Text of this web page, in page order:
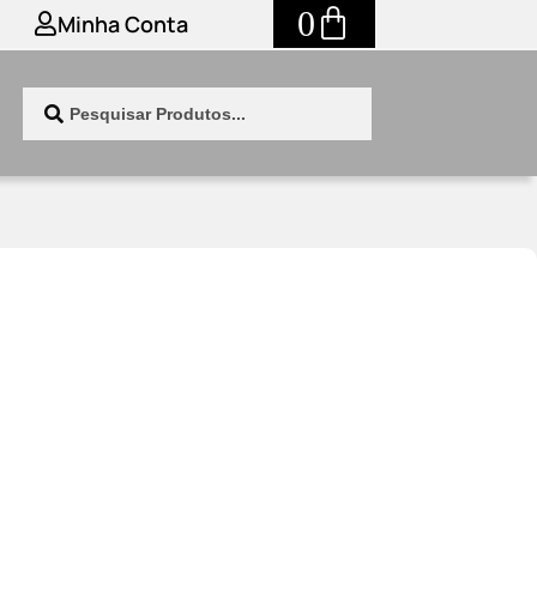
Minha Conta 0